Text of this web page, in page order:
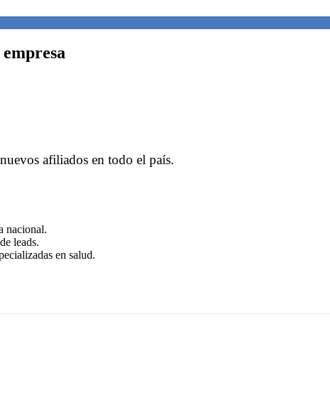
afiliados en todo el país.
nacional.
leads.
en salud.